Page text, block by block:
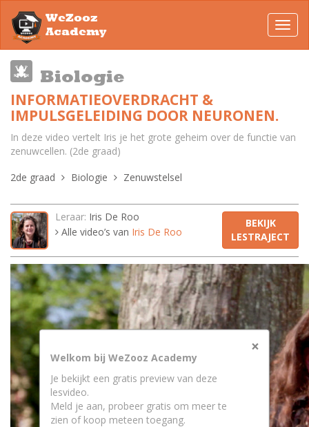
WeZooz
Academy
Biologie
INFORMATIEOVERDRACHT &
IMPULSGELEIDING DOOR NEURONEN.
In deze video vertelt Iris je het grote geheim over de functie van
zenuwcellen. (2de graad)
2de graad
Biologie Zenuwstelsel
Leraar: Iris De Roo
Alle video’s van Iris De Roo
BEKIJK
LESTRAJECT
×
Welkom bij WeZooz Academy
Je bekijkt een gratis preview van deze
lesvideo.
Meld je aan, probeer gratis om meer te
zien of koop meteen toegang.